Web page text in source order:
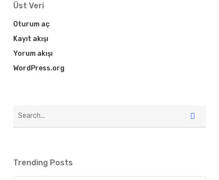
Üst Veri
Oturum aç
Kayıt akışı
Yorum akışı
WordPress.org
Trending Posts